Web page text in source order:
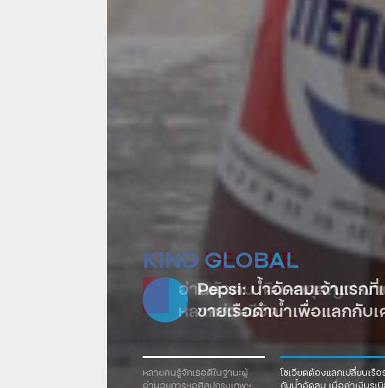
หลายคนรู้จักเธอดีในฐานะผู้
โซเวียตต้องแลกเปลี่ยนเรือ
KIND GLOBAL
Pepsi: น้ำอัดลมเจ้าแรก
ขายเรือดำน้ำเพื่อแลกกับ